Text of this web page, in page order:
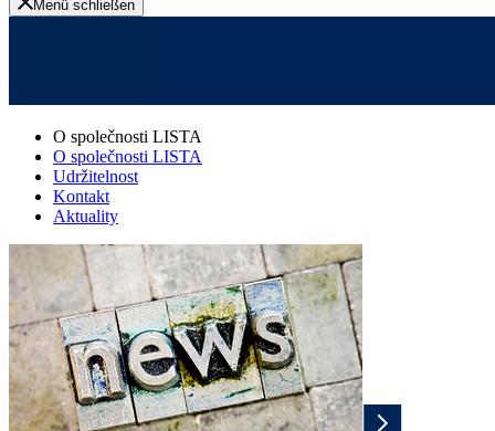
Menü schließen
O společnosti LISTA
O společnosti LISTA
Udržitelnost
Kontakt
Aktuality